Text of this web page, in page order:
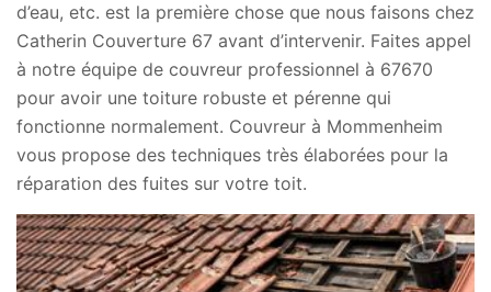
d’eau, etc. est la première chose que nous faisons chez
Catherin Couverture 67 avant d’intervenir. Faites appel
à notre équipe de couvreur professionnel à 67670
pour avoir une toiture robuste et pérenne qui
fonctionne normalement. Couvreur à Mommenheim
vous propose des techniques très élaborées pour la
réparation des fuites sur votre toit.